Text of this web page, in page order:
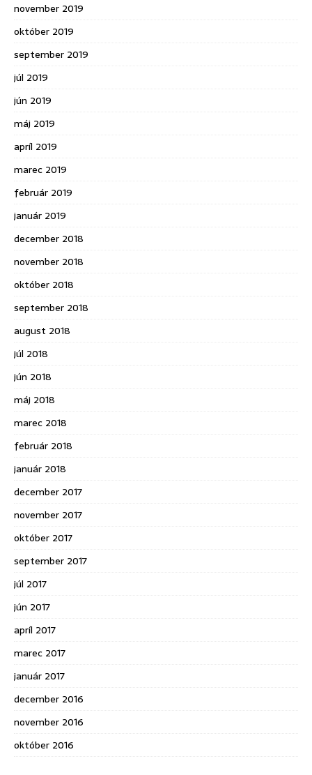
november 2019
október 2019
september 2019
júl 2019
jún 2019
máj 2019
apríl 2019
marec 2019
február 2019
január 2019
december 2018
november 2018
október 2018
september 2018
august 2018
júl 2018
jún 2018
máj 2018
marec 2018
február 2018
január 2018
december 2017
november 2017
október 2017
september 2017
júl 2017
jún 2017
apríl 2017
marec 2017
január 2017
december 2016
november 2016
október 2016